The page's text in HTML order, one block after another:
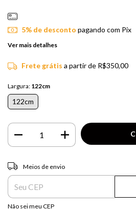
5% de desconto pagando com Pix
Ver mais detalhes
Frete grátis a partir de R$350,00
Largura: 122cm
122cm
Entregas para o CEP:
Meios de envio
Não sei meu CEP